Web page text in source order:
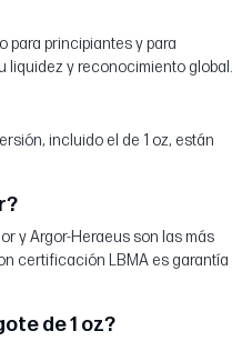
para principiantes y para
liquidez y reconocimiento global.
incluido el de 1 oz, están
y Argor-Heraeus son las más
certificación LBMA es garantía
de 1 oz?